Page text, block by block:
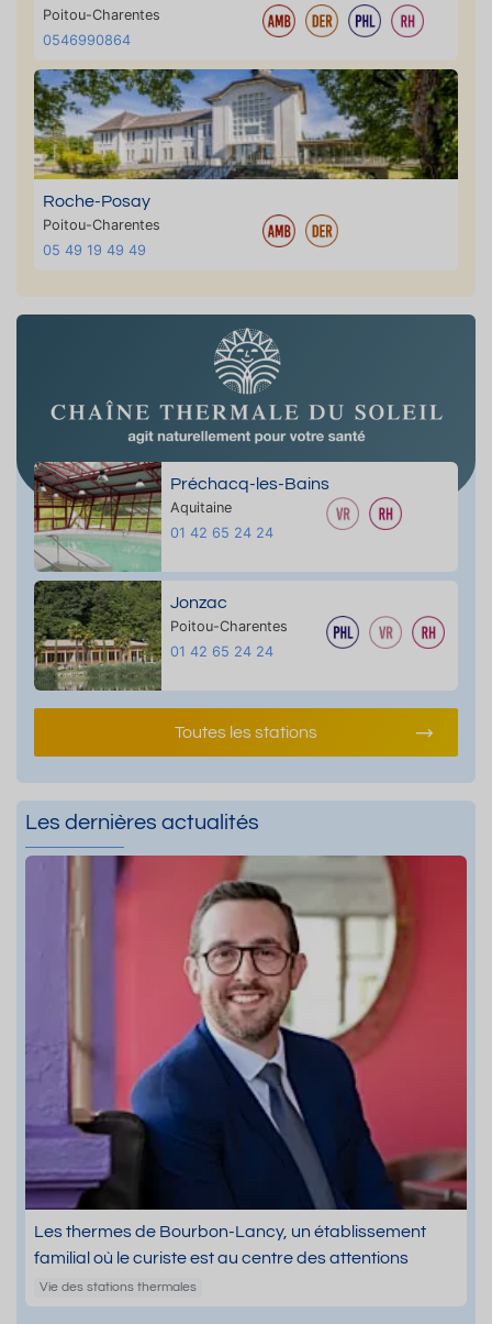
Poitou-Charentes
0546990864
Roche-Posay
Poitou-Charentes
05 49 19 49 49
Préchacq-les-Bains
Aquitaine
01 42 65 24 24
Jonzac
Poitou-Charentes
01 42 65 24 24
Toutes les stations
Les dernières actualités
Les thermes de Bourbon-Lancy, un établissement
familial où le curiste est au centre des attentions
Vie des stations thermales